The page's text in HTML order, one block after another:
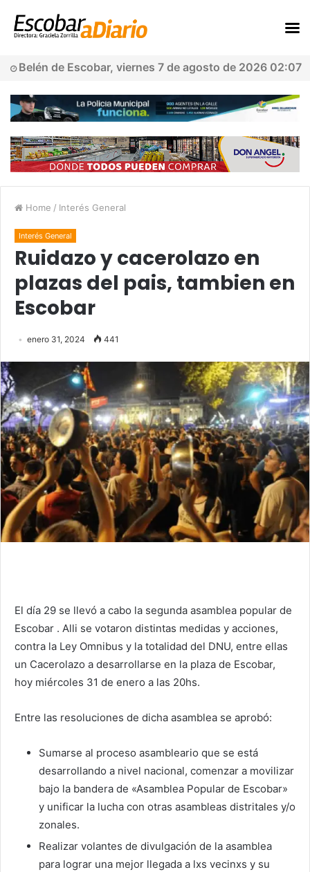
Belén de Escobar, viernes 7 de agosto de 2026 02:07
Home / Interés General
Interés General
Ruidazo y cacerolazo en
plazas del pais, tambien en
Escobar
enero 31, 2024 441
El día 29 se llevó a cabo la segunda asamblea popular de
Escobar . Alli se votaron distintas medidas y acciones,
contra la Ley Omnibus y la totalidad del DNU, entre ellas
un Cacerolazo a desarrollarse en la plaza de Escobar,
hoy miércoles 31 de enero a las 20hs.
Entre las resoluciones de dicha asamblea se aprobó:
Sumarse al proceso asambleario que se está
desarrollando a nivel nacional, comenzar a movilizar
bajo la bandera de «Asamblea Popular de Escobar»
y unificar la lucha con otras asambleas distritales y/o
zonales.
Realizar volantes de divulgación de la asamblea
para lograr una mejor llegada a lxs vecinxs y su